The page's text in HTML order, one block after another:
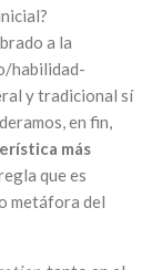
a la
habilidad-
y tradicional sí
en fin,
más
que es
metáfora del